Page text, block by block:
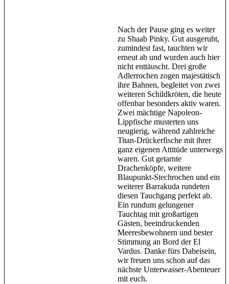
Nach der Pause ging es weiter
zu Shaab Pinky. Gut ausgeruht,
zumindest fast, tauchten wir
erneut ab und wurden auch hier
nicht enttäuscht. Drei große
Adlerrochen zogen majestätisch
ihre Bahnen, begleitet von zwei
weiteren Schildkröten, die heute
offenbar besonders aktiv waren.
Zwei mächtige Napoleon-
Lippfische musterten uns
neugierig, während zahlreiche
Titan-Drückerfische mit ihrer
ganz eigenen Attitüde unterwegs
waren. Gut getarnte
Drachenköpfe, weitere
Blaupunkt-Stechrochen und ein
weiterer Barrakuda rundeten
diesen Tauchgang perfekt ab.
Ein rundum gelungener
Tauchtag mit großartigen
Gästen, beeindruckenden
Meeresbewohnern und bester
Stimmung an Bord der El
Vardus. Danke fürs Dabeisein,
wir freuen uns schon auf das
nächste Unterwasser-Abenteuer
mit euch.